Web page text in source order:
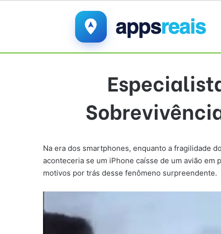
Na era dos smartphones, enquanto a fragilidade
aconteceria se um iPhone caísse de um avião
motivos por trás desse fenômeno surpreendente.